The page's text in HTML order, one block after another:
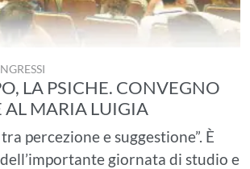
LA PSICHE. CONVEGNO
AL MARIA LUIGIA
percezione e suggestione”. È
giornata di studio e